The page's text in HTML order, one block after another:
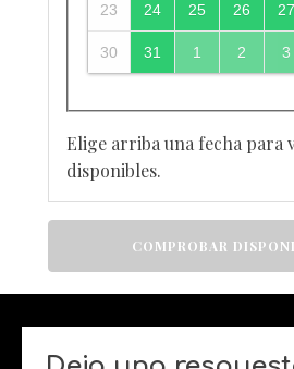
23 24 25 26 27
30 31 1 2 3
Elige arriba una fecha para
disponibles.
COMPROBAR